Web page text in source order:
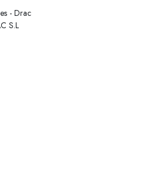
- Drac
S.L